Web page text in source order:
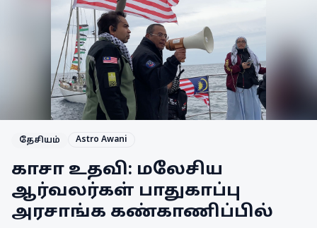
தேசியம் Astro Awani
காசா உதவி: மலேசிய
ஆர்வலர்கள் பாதுகாப்பு
அரசாங்க கண்காணிப்பில்